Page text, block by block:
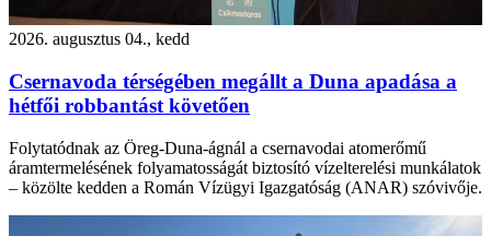
2026. augusztus 04., kedd
Csernavoda térségében megállt a Duna apadása a
hétfői robbantást követően
Folytatódnak az Öreg-Duna-ágnál a csernavodai atomerőmű
áramtermelésének folyamatosságát biztosító vízelterelési munkálatok
– közölte kedden a Román Vízügyi Igazgatóság (ANAR) szóvivője.